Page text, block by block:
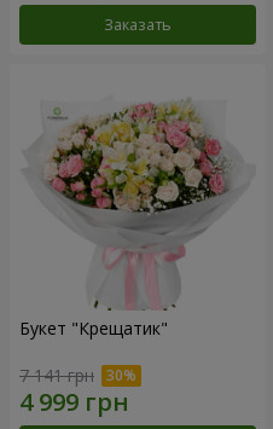
Заказать
Букет "Крещатик"
7 141 грн